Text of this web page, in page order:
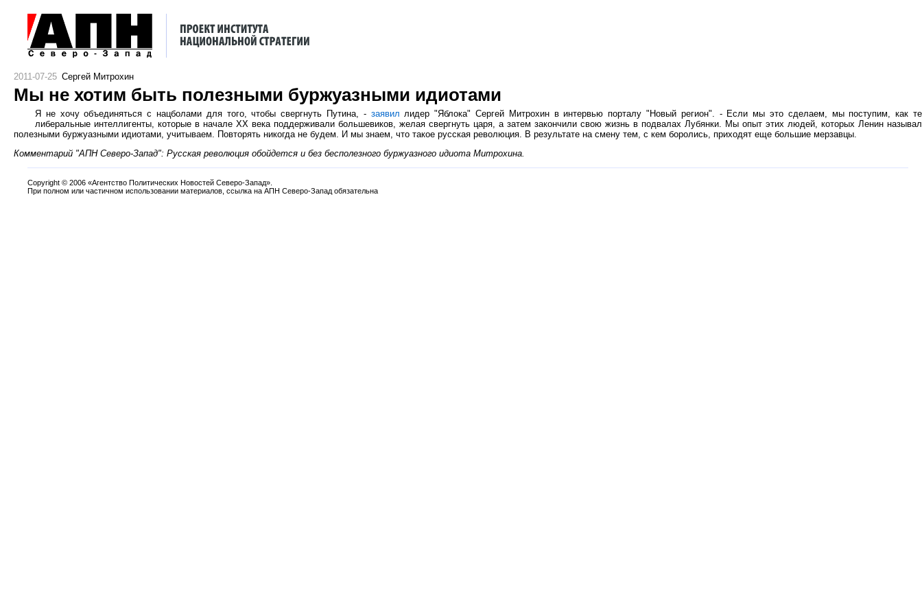
2011-07-25 Сергей Митрохин
Мы не хотим быть полезными буржуазными идиотами
Я не хочу объединяться с нацболами для того, чтобы свергнуть Путина, - заявил лидер "Яблока" Сергей Митрохин в интервью порталу "Новый регион". - Если мы это сделаем, мы поступим, как те
либеральные интеллигенты, которые в начале ХХ века поддерживали большевиков, желая свергнуть царя, а затем закончили свою жизнь в подвалах Лубянки. Мы опыт этих людей, которых Ленин называл
полезными буржуазными идиотами, учитываем. Повторять никогда не будем. И мы знаем, что такое русская революция. В результате на смену тем, с кем боролись, приходят еще большие мерзавцы.
Комментарий "АПН Северо-Запад": Русская революция обойдется и без бесполезного буржуазного идиота Митрохина.
Copyright © 2006 «Агентство Политических Новостей Северо-Запад».
При полном или частичном использовании материалов, ссылка на АПН Северо-Запад обязательна